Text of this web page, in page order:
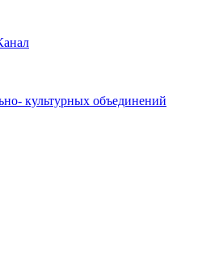
культурных объединений